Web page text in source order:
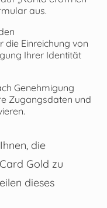
aus.
die Einreichung von
Ihrer Identität
Genehmigung
Zugangsdaten und
die
Gold zu
dieses